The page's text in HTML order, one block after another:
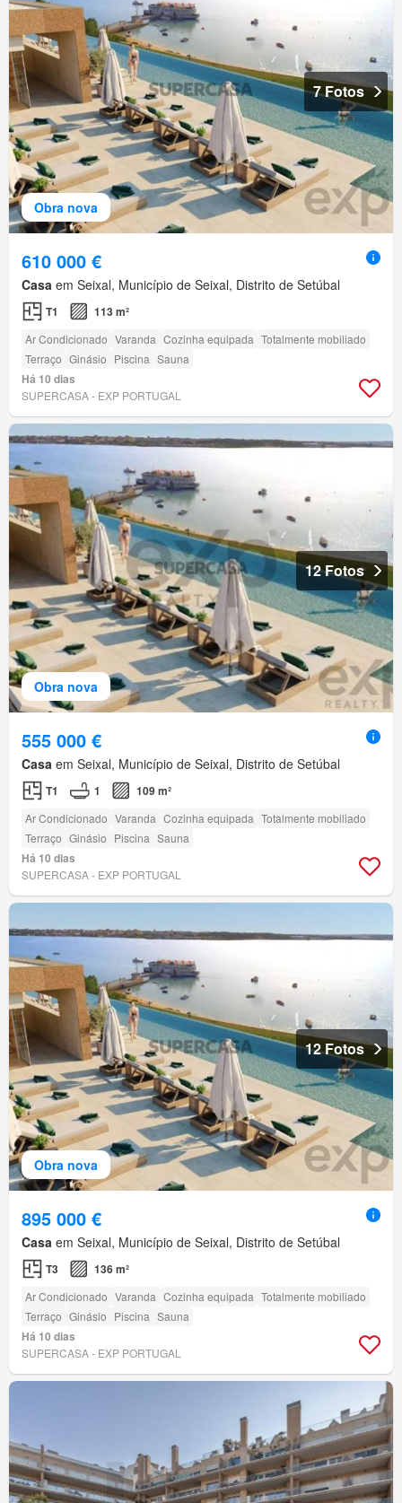
Obra nova
7 Fotos
610 000 €
Casa em Seixal, Município de Seixal, Distrito de Setúbal
T1 113 m²
Ar Condicionado Varanda Cozinha equipada Totalmente mobiliado
Terraço Ginásio Piscina Sauna
Há 10 dias
SUPERCASA - EXP PORTUGAL
Obra nova
12 Fotos
555 000 €
Casa em Seixal, Município de Seixal, Distrito de Setúbal
T1 1 109 m²
Ar Condicionado Varanda Cozinha equipada Totalmente mobiliado
Terraço Ginásio Piscina Sauna
Há 10 dias
SUPERCASA - EXP PORTUGAL
Obra nova
12 Fotos
895 000 €
Casa em Seixal, Município de Seixal, Distrito de Setúbal
T3 136 m²
Ar Condicionado Varanda Cozinha equipada Totalmente mobiliado
Terraço Ginásio Piscina Sauna
Há 10 dias
SUPERCASA - EXP PORTUGAL